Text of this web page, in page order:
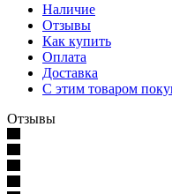
Наличие
Отзывы
Как купить
Оплата
Доставка
С этим товаром
Отзывы